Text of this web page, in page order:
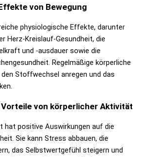
von Bewegung
physiologische Effekte, darunter
Herz-Kreislauf-Gesundheit, die
und -ausdauer sowie die
Regelmäßige körperliche
Stoffwechsel anregen und das
von körperlicher Aktivität
hat positive Auswirkungen auf die
Sie kann Stress abbauen, die
das Selbstwertgefühl steigern und